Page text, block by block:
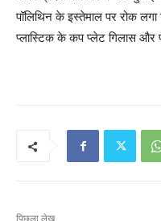
पॉलिथिन के इस्तेमाल पर रोक
प्लास्टिक के कप प्लेट गिलास और
पिछला लेख